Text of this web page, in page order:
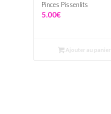
Pinces Pissenlits
5.00€
Ajouter au panier